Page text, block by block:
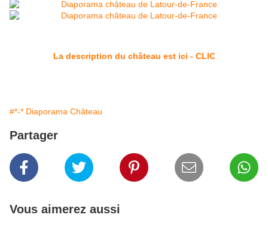
La description du château est ici - CLIC
#*-* Diaporama Château
Partager
Vous aimerez aussi